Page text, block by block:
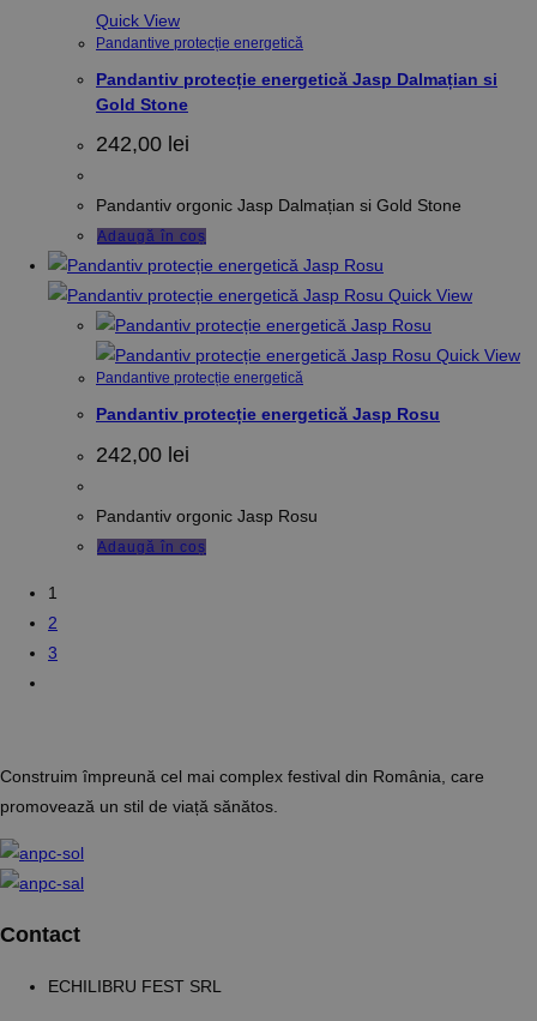
Quick View
Pandantive protecție energetică
Pandantiv protecție energetică Jasp Dalmațian si
Gold Stone
242,00 lei
Pandantiv orgonic Jasp Dalmațian si Gold Stone
Adaugă în coș
Quick View
Quick View
Pandantive protecție energetică
Pandantiv protecție energetică Jasp Rosu
242,00 lei
Pandantiv orgonic Jasp Rosu
Adaugă în coș
1
2
3
Construim împreună cel mai complex festival din România, care
promovează un stil de viață sănătos.
Contact
ECHILIBRU FEST SRL